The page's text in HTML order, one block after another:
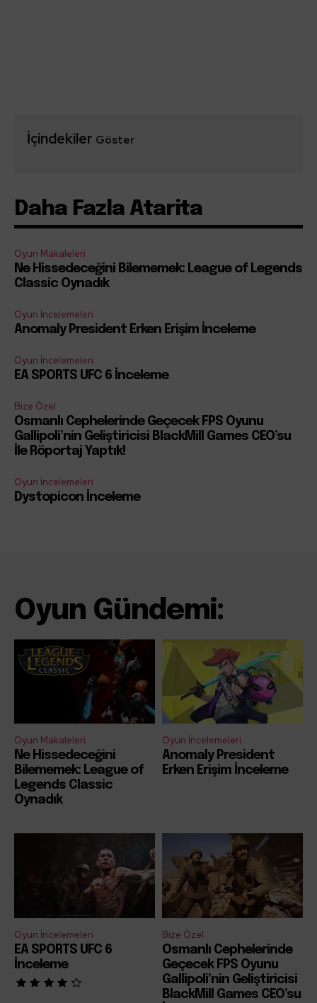
İçindekiler Göster
Daha Fazla Atarita
Oyun Makaleleri
Ne Hissedeceğini Bilememek: League of Legends
Classic Oynadık
Oyun İncelemeleri
Anomaly President Erken Erişim İnceleme
Oyun İncelemeleri
EA SPORTS UFC 6 İnceleme
Bize Özel
Osmanlı Cephelerinde Geçecek FPS Oyunu
Gallipoli’nin Geliştiricisi BlackMill Games CEO’su
İle Röportaj Yaptık!
Oyun İncelemeleri
Dystopicon İnceleme
Oyun Gündemi:
Oyun Makaleleri
Ne Hissedeceğini
Bilememek: League of
Legends Classic
Oynadık
Oyun İncelemeleri
Anomaly President
Erken Erişim İnceleme
Oyun İncelemeleri
EA SPORTS UFC 6
İnceleme
Bize Özel
Osmanlı Cephelerinde
Geçecek FPS Oyunu
Gallipoli’nin Geliştiricisi
BlackMill Games CEO’su